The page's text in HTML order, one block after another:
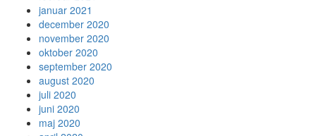
januar 2021
december 2020
november 2020
oktober 2020
september 2020
august 2020
juli 2020
juni 2020
maj 2020